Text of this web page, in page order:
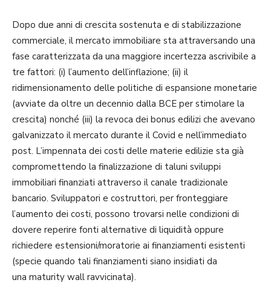
Dopo due anni di crescita sostenuta e di stabilizzazione
commerciale, il mercato immobiliare sta attraversando una
fase caratterizzata da una maggiore incertezza ascrivibile a
tre fattori: (i) l’aumento dell’inflazione; (ii) il
ridimensionamento delle politiche di espansione monetarie
(avviate da oltre un decennio dalla BCE per stimolare la
crescita) nonché (iii) la revoca dei bonus edilizi che avevano
galvanizzato il mercato durante il Covid e nell’immediato
post. L’impennata dei costi delle materie edilizie sta già
compromettendo la finalizzazione di taluni sviluppi
immobiliari finanziati attraverso il canale tradizionale
bancario. Sviluppatori e costruttori, per fronteggiare
l’aumento dei costi, possono trovarsi nelle condizioni di
dovere reperire fonti alternative di liquidità oppure
richiedere estensioni/moratorie ai finanziamenti esistenti
(specie quando tali finanziamenti siano insidiati da
una maturity wall ravvicinata).